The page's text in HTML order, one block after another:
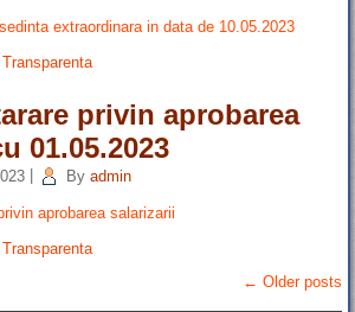
extraordinara in data de 10.05.2023
,Transparenta
privin aprobarea
01.05.2023
By admin
aprobarea salarizarii
,Transparenta
← Older posts